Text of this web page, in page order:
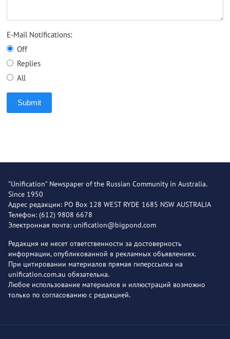
E-Mail Notifications:
Off
Replies
All
Submit
"Unification" Newspaper of the Russian Community in Australia.
Since 1950
Адрес редакции: PO Box 128 WEST RYDE 1685 NSW AUSTRALIA
Телефон: (612) 9808 6678
Электронная почта: unification@bigpond.com
Редакция не несет ответственности за достоверность
информации, опубликованной в рекламных объявлениях.
При цитировании материалов прямая гиперссылка на
unification.com.au обязательна.
Любое использование материалов и иллюстраций возможно
только по согласованию с редакцией.